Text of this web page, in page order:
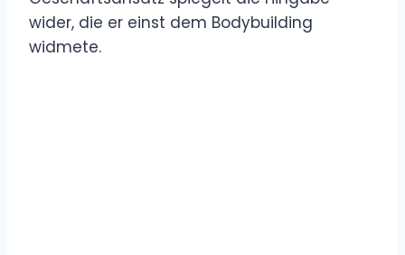
wider, die er einst dem Bodybuilding
widmete.